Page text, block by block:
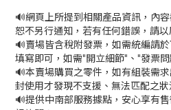
🔊網頁上所提到相關產品資訊，內
恕不另行通知，若有任何錯誤，請
🔊賣場皆含稅附發票，如需統編請
填寫即可，如需"開立細節"、"發票問
🔊本賣場購買之零件，如有組裝需
封使用才發現不支援、無法匹配之狀
🔊提供中南部服務據點，安心享有